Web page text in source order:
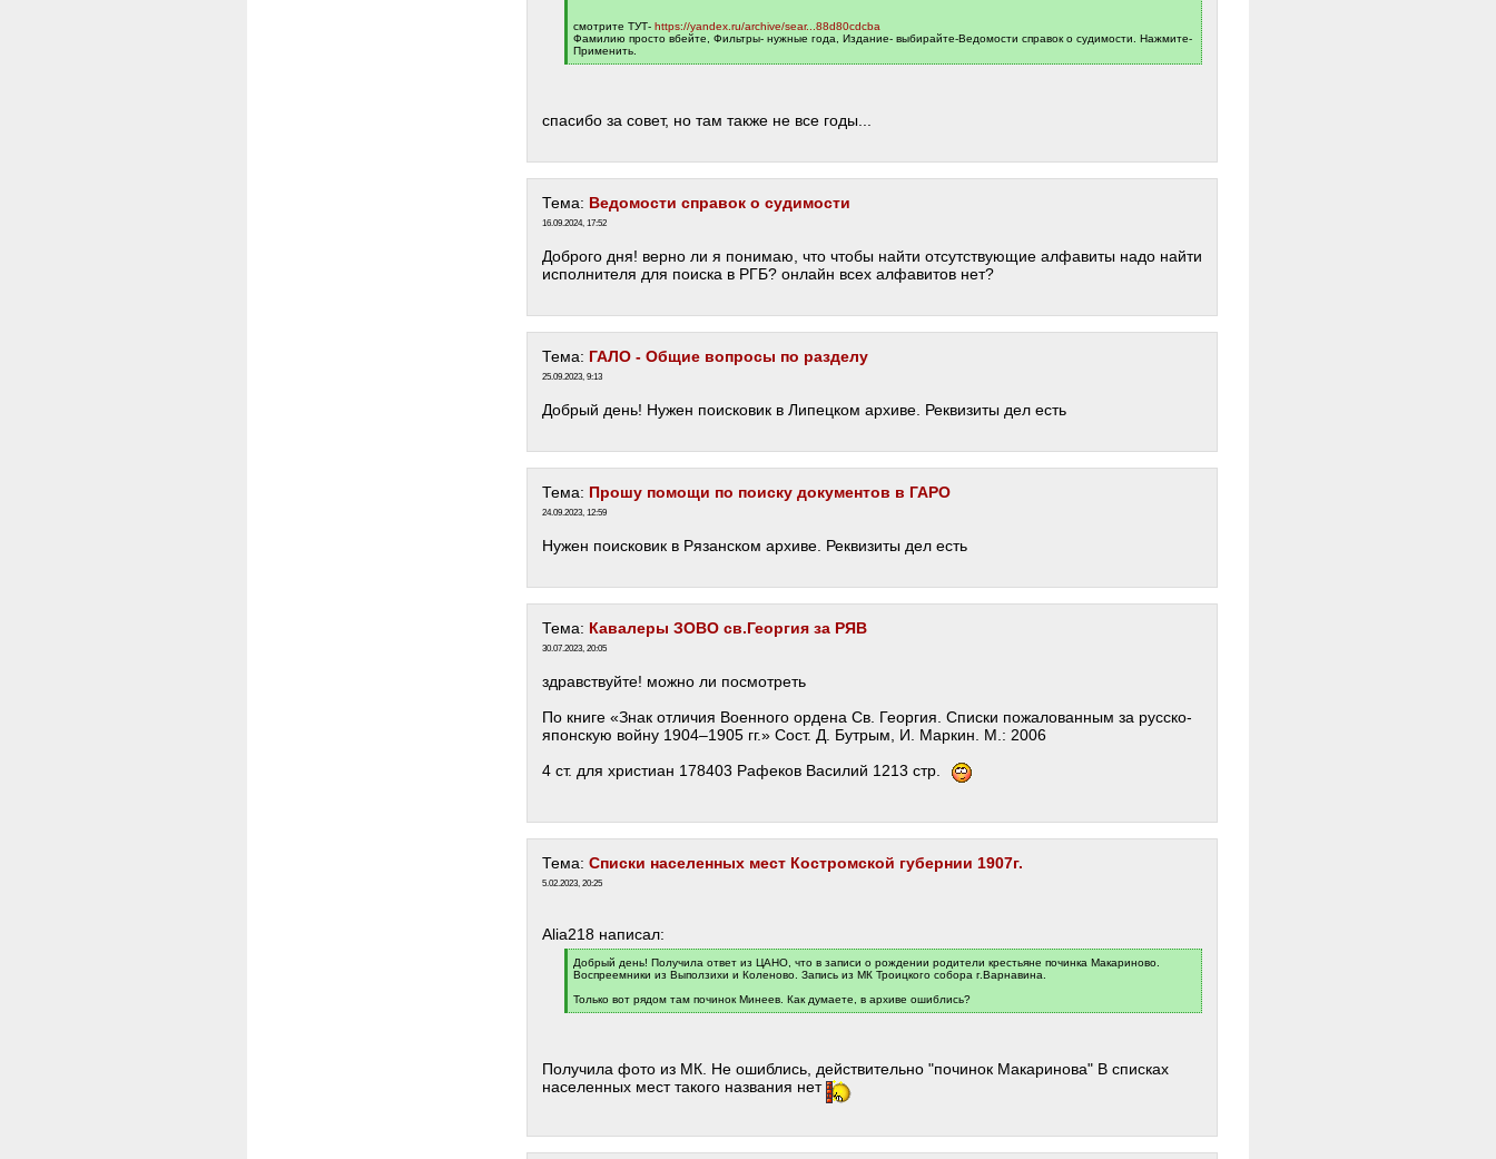
]смотрите ТУТ- https://yandex.ru/archive/sear...88d80cdcba
Фамилию просто вбейте, Фильтры- нужные года, Издание- выбирайте-Ведомости справок о судимости. Нажмите-
Применить.
[
спасибо за совет, но там также не все годы...
Тема: Ведомости справок о судимости
16.09.2024, 17:52
Доброго дня! верно ли я понимаю, что чтобы найти отсутствующие алфавиты надо найти
исполнителя для поиска в РГБ? онлайн всех алфавитов нет?
Тема: ГАЛО - Общие вопросы по разделу
25.09.2023, 9:13
Добрый день! Нужен поисковик в Липецком архиве. Реквизиты дел есть
Тема: Прошу помощи по поиску документов в ГАРО
24.09.2023, 12:59
Нужен поисковик в Рязанском архиве. Реквизиты дел есть
Тема: Кавалеры ЗОВО св.Георгия за РЯВ
30.07.2023, 20:05
здравствуйте! можно ли посмотреть
По книге «Знак отличия Военного ордена Св. Георгия. Списки пожалованным за русско-
японскую войну 1904–1905 гг.» Сост. Д. Бутрым, И. Маркин. М.: 2006
4 ст. для христиан 178403 Рафеков Василий 1213 стр.
Тема: Списки населенных мест Костромской губернии 1907г.
5.02.2023, 20:25
Alia218 написал:
[
q
Добрый день! Получила ответ из ЦАНО, что в записи о рождении родители крестьяне починка Макариново.
Воспреемники из Выползихи и Коленово. Запись из МК Троицкого собора г.Варнавина.
Только вот рядом там починок Минеев. Как думаете, в архиве ошиблись?
[
Получила фото из МК. Не ошиблись, действительно "починок Макаринова" В списках
населенных мест такого названия нет